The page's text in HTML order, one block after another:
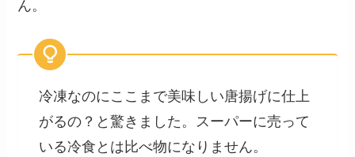
ん。
冷凍なのにここまで美味しい唐揚げに仕上
がるの？と驚きました。スーパーに売って
いる冷食とは比べ物になりません。